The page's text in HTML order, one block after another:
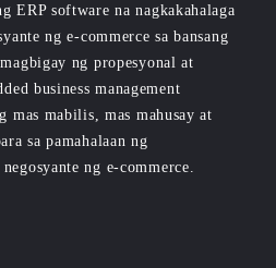
ERP software na nagkakahalaga
ng e-commerce sa bansang
ng propesyonal at
business management
mas mabilis, mas mahusay at
sa pamahalaan ng
ng e-commerce.